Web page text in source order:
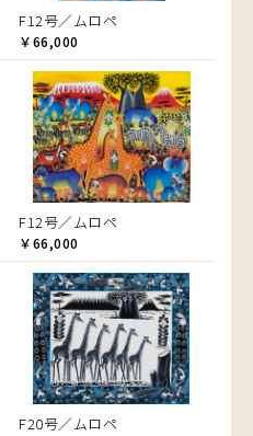
F12号／ムロペ
￥66,000
F12号／ムロペ
￥66,000
F20号／ムロペ